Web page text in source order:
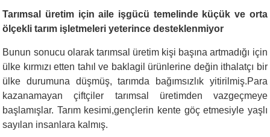
Tarımsal üretim için aile işgücü temelinde küçük ve orta
ölçekli tarım işletmeleri yeterince desteklenmiyor
Bunun sonucu olarak tarımsal üretim kişi başına artmadığı için
ülke kırmızı etten tahıl ve baklagil ürünlerine değin ithalatçı bir
ülke durumuna düşmüş, tarımda bağımsızlık yitirilmiş.Para
kazanamayan çiftçiler tarımsal üretimden vazgeçmeye
başlamışlar. Tarım kesimi,gençlerin kente göç etmesiyle yaşlı
sayılan insanlara kalmış.